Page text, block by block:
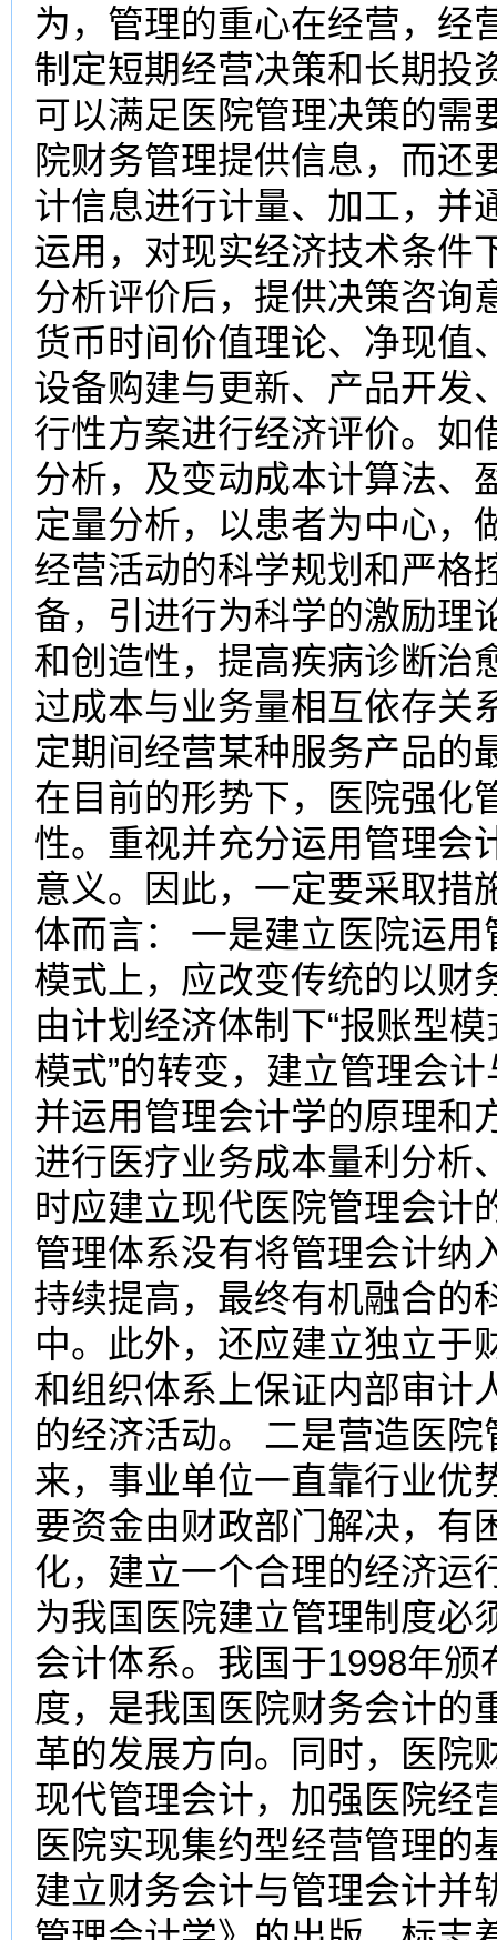
为，管理的重心在经营，经
制定短期经营决策和长期投
可以满足医院管理决策的需
院财务管理提供信息，而还
计信息进行计量、加工，并
运用，对现实经济技术条件
分析评价后，提供决策咨询
货币时间价值理论、净现值
设备购建与更新、产品开发
行性方案进行经济评价。如
分析，及变动成本计算法、
定量分析，以患者为中心，
经营活动的科学规划和严格
备，引进行为科学的激励理
和创造性，提高疾病诊断治
过成本与业务量相互依存关
定期间经营某种服务产品的
在目前的形势下，医院强化
性。重视并充分运用管理会
意义。因此，一定要采取措
体而言： 一是建立医院运
模式上，应改变传统的以财
由计划经济体制下“报账型
模式”的转变，建立管理会
并运用管理会计学的原理和
进行医疗业务成本量利分析
时应建立现代医院管理会计
管理体系没有将管理会计纳
持续提高，最终有机融合的
中。此外，还应建立独立于
和组织体系上保证内部审计
的经济活动。 二是营造医
来，事业单位一直靠行业优
要资金由财政部门解决，有
化，建立一个合理的经济运
为我国医院建立管理制度必
会计体系。我国于1998年
度，是我国医院财务会计的
革的发展方向。同时，医院
现代管理会计，加强医院经
医院实现集约型经营管理的
建立财务会计与管理会计并